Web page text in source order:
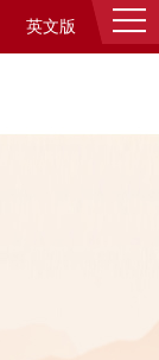
英文版 登录